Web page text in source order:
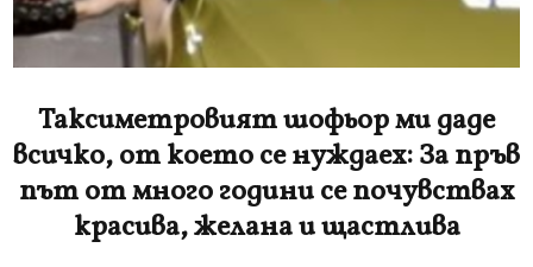
Таксиметровият шофьор ми даде
всичко, от което се нуждаех: За пръв
път от много години се почувствах
красива, желана и щастлива